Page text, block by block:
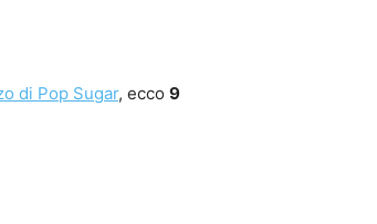
di Pop Sugar, ecco 9